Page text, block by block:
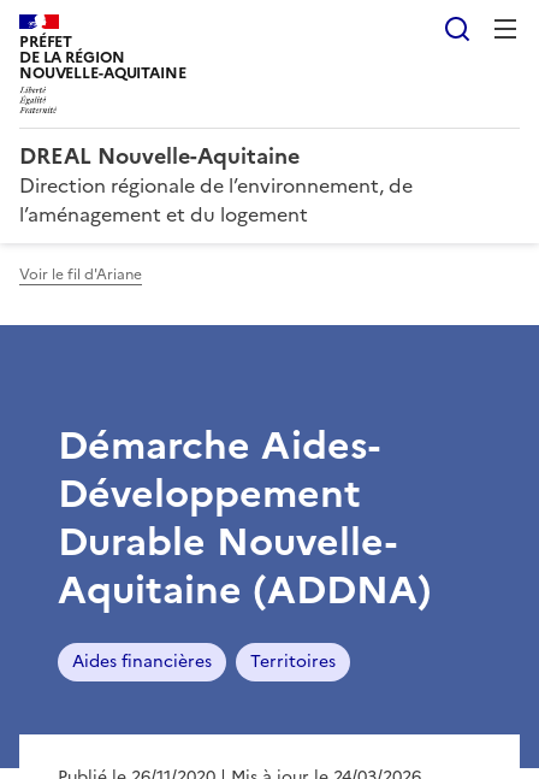
PRÉFET
DE LA RÉGION
NOUVELLE-AQUITAINE
DREAL Nouvelle-Aquitaine
Direction régionale de l’environnement, de
l’aménagement et du logement
Voir le fil d'Ariane
Démarche Aides-
Développement
Durable Nouvelle-
Aquitaine (ADDNA)
Aides financières Territoires